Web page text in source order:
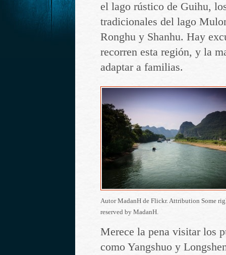
el lago rústico de Guihu,
tradicionales del lago
Ronghu y Shanhu. Hay
recorren esta región, y la
adaptar a familias.
Autor MadanH de Flickr. Attribution Some
reserved by MadanH.
Merece la pena visitar los
como Yangshuo y